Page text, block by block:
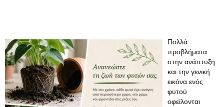
Πολλά
προβλήματα
στην ανάπτυξη
και την γενική
εικόνα ενός
φυτού
οφείλονται